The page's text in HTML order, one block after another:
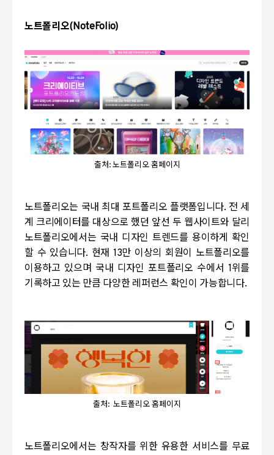
노트폴리오(NoteFolio)
출처: 노트폴리오 홈페이지
노트폴리오는 국내 최대 포트폴리오 플랫폼입니다. 전 세
계 크리에이터를 대상으로 했던 앞선 두 웹사이트와 달리
노트폴리오에서는 국내 디자인 트렌드를 용이하게 확인
할 수 있습니다. 현재 13만 이상의 회원이 노트폴리오를
이용하고 있으며 국내 디자인 포트폴리오 수에서 1위를
기록하고 있는 만큼 다양한 레퍼런스 확인이 가능합니다.
출처: 노트폴리오 홈페이지
노트폴리오에서는 창작자를 위한 유용한 서비스를 무료